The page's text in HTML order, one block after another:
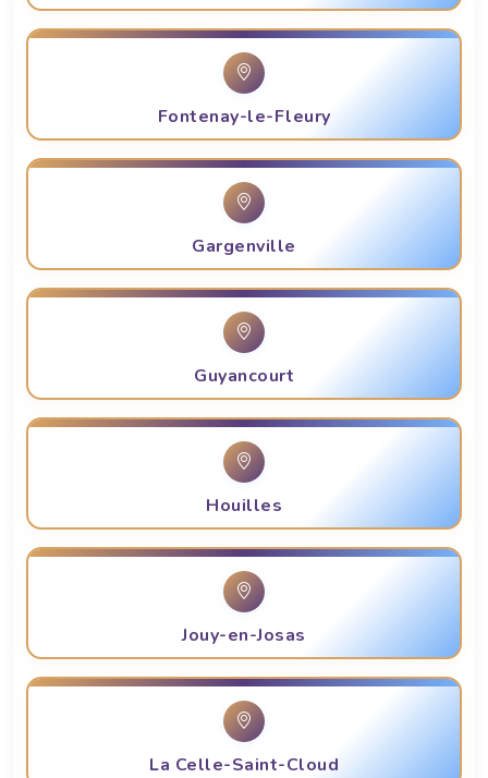
Fontenay-le-Fleury
Gargenville
Guyancourt
Houilles
Jouy-en-Josas
La Celle-Saint-Cloud